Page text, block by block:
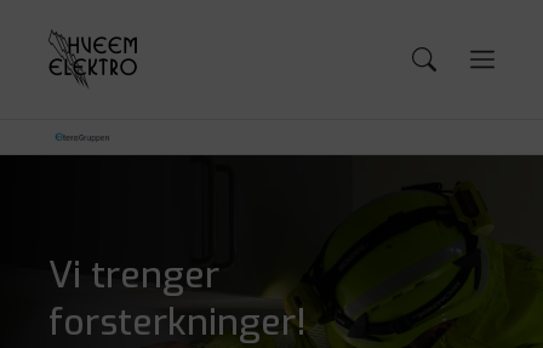
Vi trenger
forsterkninger!